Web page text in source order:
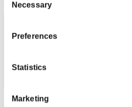
Selection
Necessary
Preferences
Statistics
Marketing
402
Kurayami